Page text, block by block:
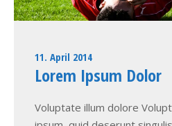
11. April 2014
Lorem Ipsum Dolor
Voluptate illum dolore